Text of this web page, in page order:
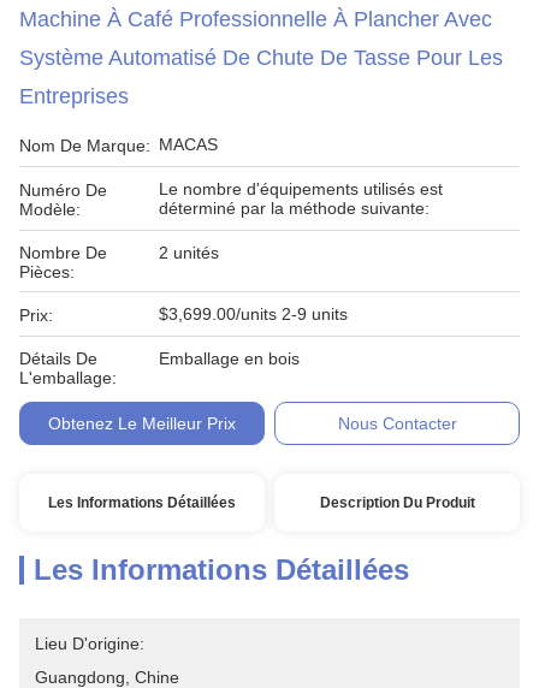
Machine À Café Professionnelle À Plancher Avec
Système Automatisé De Chute De Tasse Pour Les
Entreprises
Nom De Marque: MACAS
Numéro De
Modèle:
Le nombre d'équipements utilisés est
déterminé par la méthode suivante:
Nombre De
Pièces:
2 unités
Prix: $3,699.00/units 2-9 units
Détails De
L'emballage:
Emballage en bois
Obtenez Le Meilleur Prix Nous Contacter
Les Informations Détaillées Description Du Produit
Les Informations Détaillées
Lieu D'origine:
Guangdong, Chine